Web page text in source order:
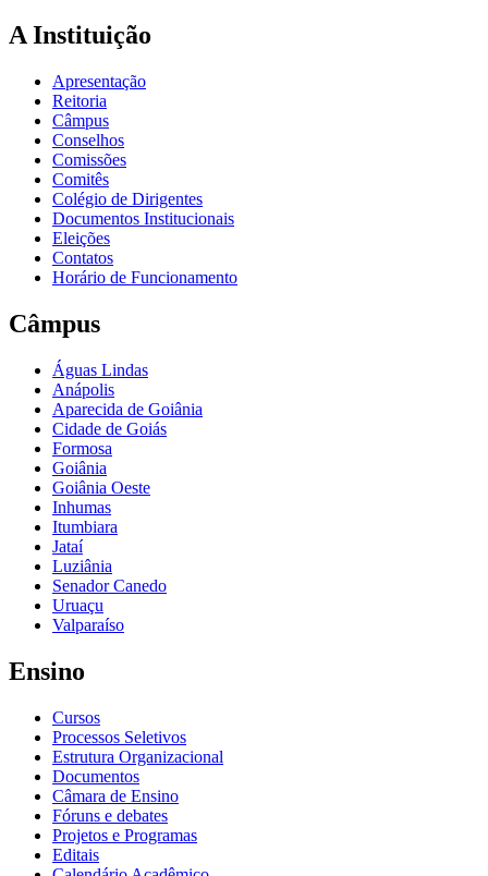
A Instituição
Apresentação
Reitoria
Câmpus
Conselhos
Comissões
Comitês
Colégio de Dirigentes
Documentos Institucionais
Eleições
Contatos
Horário de Funcionamento
Câmpus
Águas Lindas
Anápolis
Aparecida de Goiânia
Cidade de Goiás
Formosa
Goiânia
Goiânia Oeste
Inhumas
Itumbiara
Jataí
Luziânia
Senador Canedo
Uruaçu
Valparaíso
Ensino
Cursos
Processos Seletivos
Estrutura Organizacional
Documentos
Câmara de Ensino
Fóruns e debates
Projetos e Programas
Editais